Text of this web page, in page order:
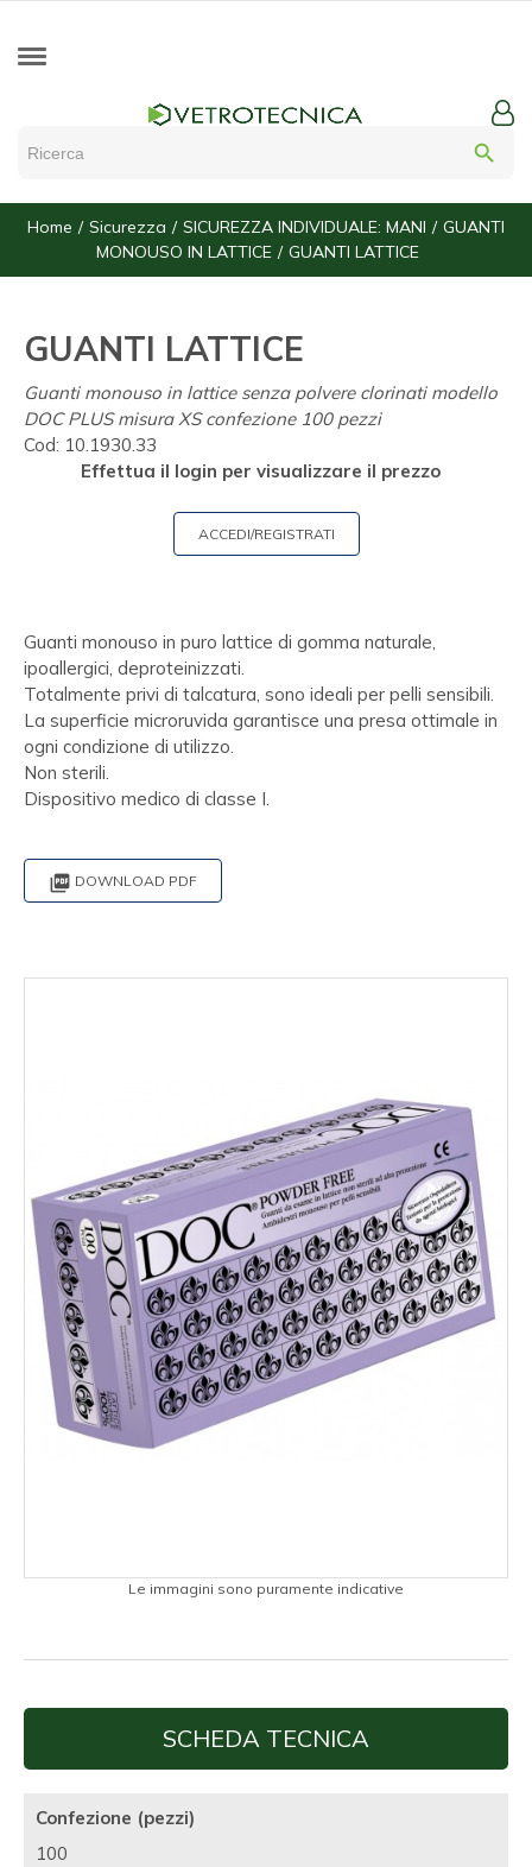
search
Home Sicurezza SICUREZZA INDIVIDUALE: MANI
GUANTI
MONOUSO IN LATTICE
GUANTI LATTICE
GUANTI LATTICE
Guanti monouso in lattice senza polvere clorinati modello
DOC PLUS misura XS confezione 100 pezzi
Cod: 10.1930.33
Effettua il login per visualizzare il prezzo
ACCEDI/REGISTRATI
Guanti monouso in puro lattice di gomma naturale,
ipoallergici, deproteinizzati.
Totalmente privi di talcatura, sono ideali per pelli sensibili.
La superficie microruvida garantisce una presa ottimale in
ogni condizione di utilizzo.
Non sterili.
Dispositivo medico di classe I.
 DOWNLOAD PDF
Le immagini sono puramente indicative
SCHEDA TECNICA
Confezione (pezzi)
100